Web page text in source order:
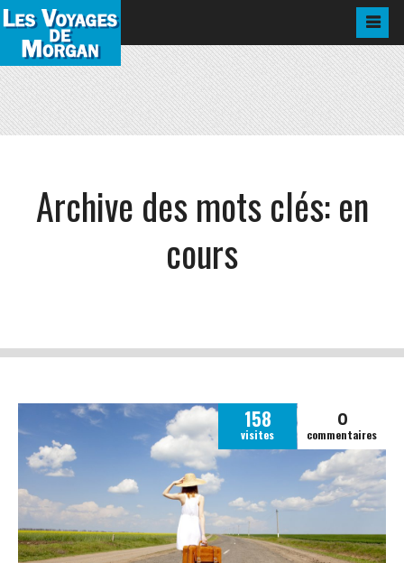
Archive des mots clés:en
cours
158
visites
0
commentaires